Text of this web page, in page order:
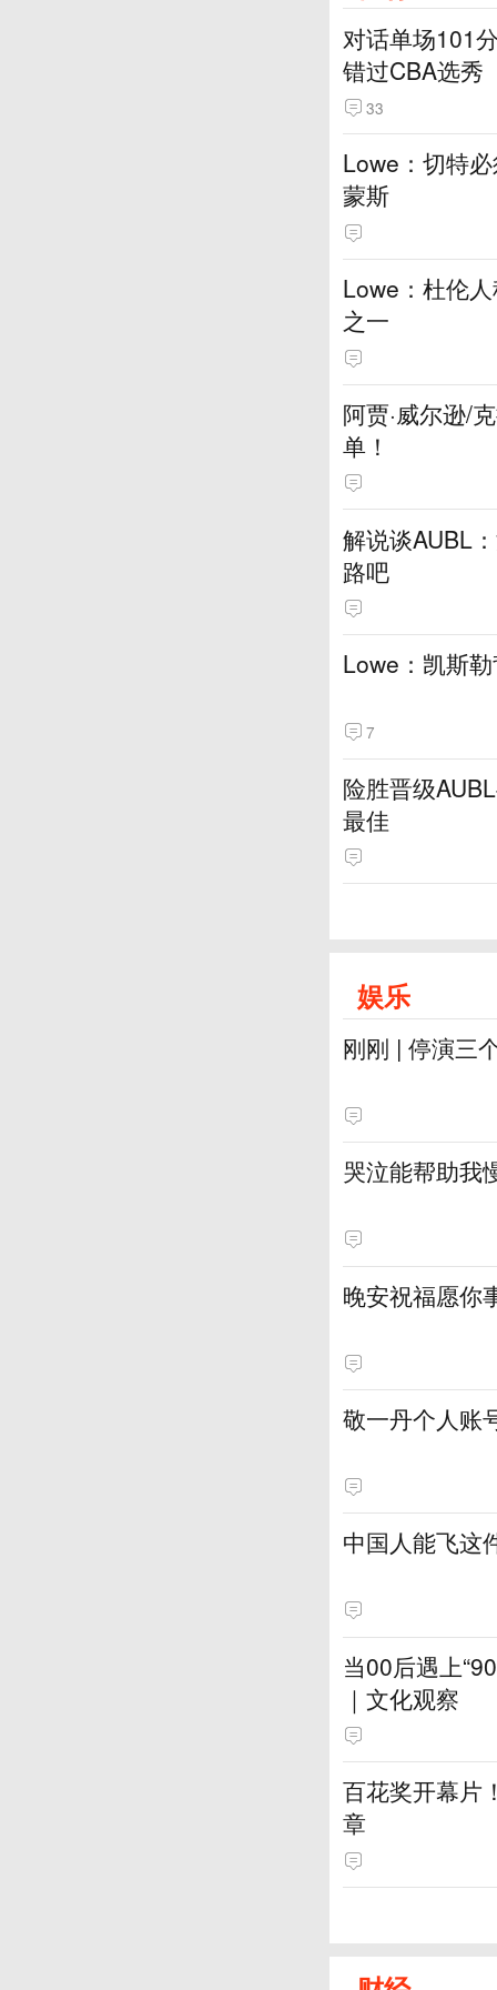
对话单场101
错过CBA选秀
33
Lowe：切特
蒙斯
Lowe：杜伦
之一
阿贾·威尔逊/
单！
解说谈AUBL
路吧
Lowe：凯斯
7
险胜晋级
最佳
娱乐
刚刚 | 停演三
哭泣能帮助我
晚安祝福愿你
敬一丹个人账
中国人能飞这
当00后遇上
｜文化观察
百花奖开幕片
章